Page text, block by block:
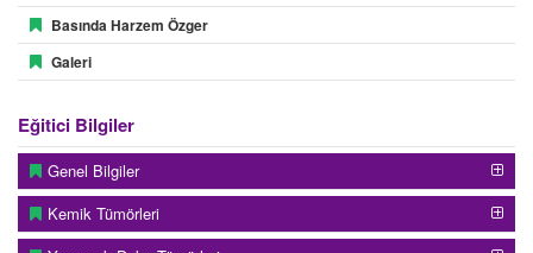
Basında Harzem Özger
Galeri
Eğitici Bilgiler
Genel Bilgiler
Kemik Tümörleri